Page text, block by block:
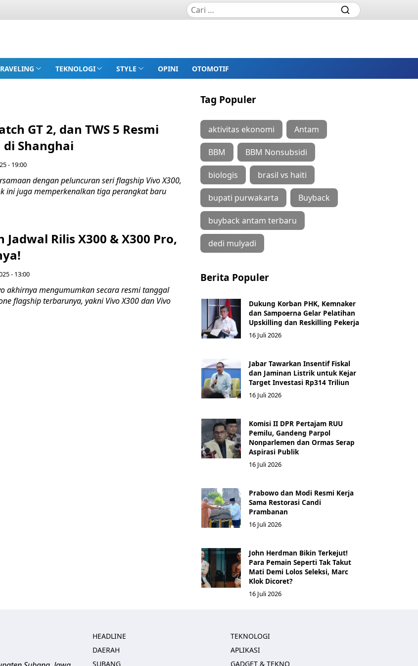
TEKNOLOGI STYLE OPINI OTOMOTIF
GT 2, dan TWS 5 Resmi
Shanghai
- 19:00
dengan peluncuran seri flagship Vivo X300,
ini juga memperkenalkan tiga perangkat baru
Rilis X300 & X300 Pro,
- 13:00
akhirnya mengumumkan secara resmi tanggal
flagship terbarunya, yakni Vivo X300 dan Vivo
Tag Populer
aktivitas ekonomi Antam
BBM BBM Nonsubsidi
biologis brasil vs haiti
bupati purwakarta Buyback
buyback antam terbaru
dedi mulyadi
Berita Populer
Dukung Korban PHK, Kemnaker
dan Sampoerna Gelar Pelatihan
Upskilling dan Reskilling Pekerja
16 Juli 2026
Jabar Tawarkan Insentif Fiskal
dan Jaminan Listrik untuk Kejar
Target Investasi Rp314 Triliun
16 Juli 2026
Komisi II DPR Pertajam RUU
Pemilu, Gandeng Parpol
Nonparlemen dan Ormas Serap
Aspirasi Publik
16 Juli 2026
Prabowo dan Modi Resmi Kerja
Sama Restorasi Candi
Prambanan
16 Juli 2026
John Herdman Bikin Terkejut!
Para Pemain Seperti Tak Takut
Mati Demi Lolos Seleksi, Marc
Klok Dicoret?
16 Juli 2026
HEADLINE
DAERAH
SUBANG
TEKNOLOGI
APLIKASI
GADGET & TEKNO